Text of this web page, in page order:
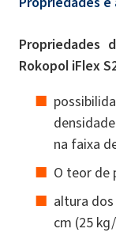
Propriedades
Rokopol iFlex
na faixa
O teor de
altura
cm (25